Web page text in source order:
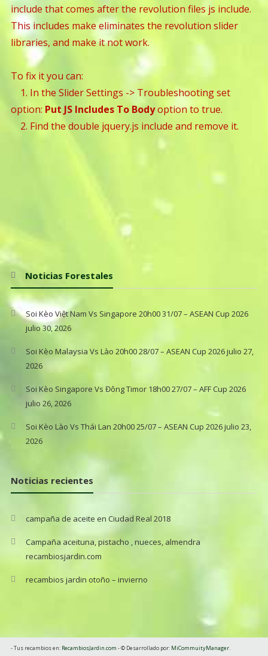
include that comes after the revolution files js include.
This includes make eliminates the revolution slider
libraries, and make it not work.
To fix it you can:
1. In the Slider Settings -> Troubleshooting set
option: Put JS Includes To Bodyoption to true.
2. Find the double jquery.js include and remove it.
Noticias Forestales
Soi Kèo Việt Nam Vs Singapore 20h00 31/07 – ASEAN Cup 2026
julio 30, 2026
Soi Kèo Malaysia Vs Lào 20h00 28/07 – ASEAN Cup 2026julio 27,
2026
Soi Kèo Singapore Vs Đông Timor 18h00 27/07 – AFF Cup 2026
julio 26, 2026
Soi Kèo Lào Vs Thái Lan 20h00 25/07 – ASEAN Cup 2026julio 23,
2026
Noticias recientes
campaña de aceite en Ciudad Real 2018
Campaña aceituna, pistacho , nueces, almendra
recambiosjardin.com
recambios jardin otoño – invierno
- Tus recambios en: RecambiosJardin.com -© Desarrollado por: MiCommuityManager.